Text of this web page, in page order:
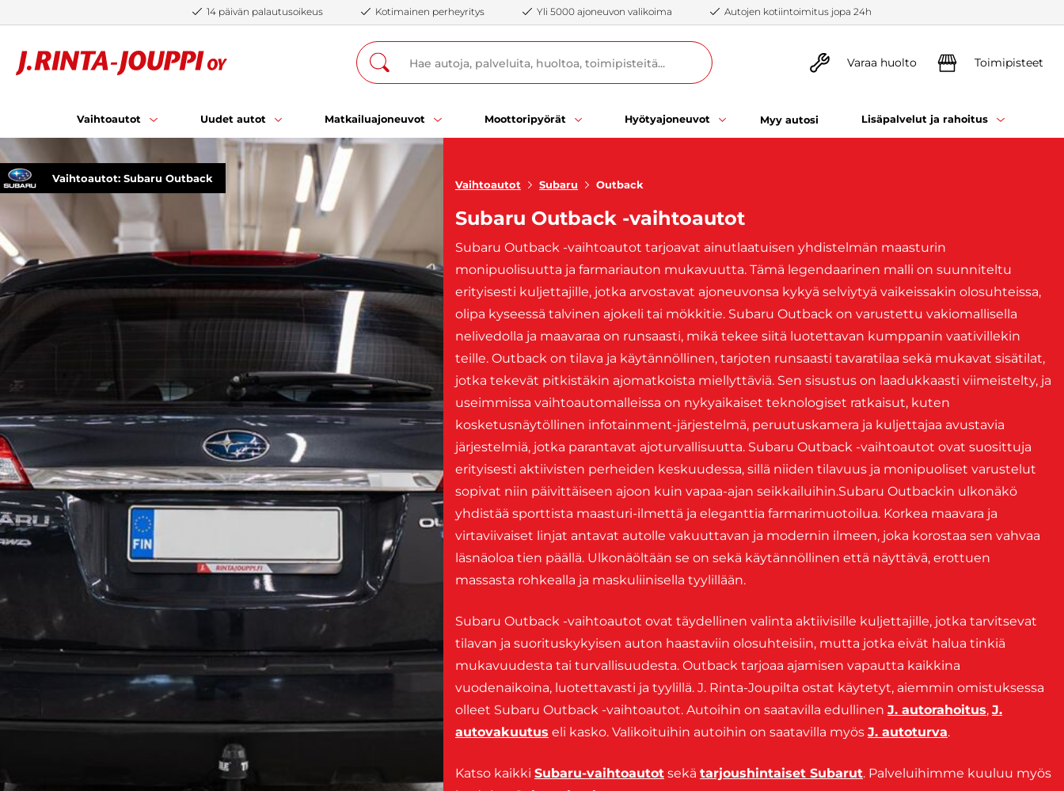
14 päivän palautusoikeus Kotimainen perheyritys Yli 5000 ajoneuvon valikoima Autojen kotiintoimitus jopa 24h
Varaa huolto Toimipisteet
Vaihtoautot Uudet autot Matkailuajoneuvot Moottoripyörät Hyötyajoneuvot Myy autosi Lisäpalvelut ja rahoitus
Vaihtoautot: Subaru Outback
Vaihtoautot Subaru Outback
Subaru Outback -vaihtoautot
Subaru Outback -vaihtoautot tarjoavat ainutlaatuisen yhdistelmän maasturin
monipuolisuutta ja farmariauton mukavuutta. Tämä legendaarinen malli on suunniteltu
erityisesti kuljettajille, jotka arvostavat ajoneuvonsa kykyä selviytyä vaikeissakin olosuhteissa,
olipa kyseessä talvinen ajokeli tai mökkitie. Subaru Outback on varustettu vakiomallisella
nelivedolla ja maavaraa on runsaasti, mikä tekee siitä luotettavan kumppanin vaativillekin
teille. Outback on tilava ja käytännöllinen, tarjoten runsaasti tavaratilaa sekä mukavat sisätilat,
jotka tekevät pitkistäkin ajomatkoista miellyttäviä. Sen sisustus on laadukkaasti viimeistelty, ja
useimmissa vaihtoautomalleissa on nykyaikaiset teknologiset ratkaisut, kuten
kosketusnäytöllinen infotainment-järjestelmä, peruutuskamera ja kuljettajaa avustavia
järjestelmiä, jotka parantavat ajoturvallisuutta. Subaru Outback -vaihtoautot ovat suosittuja
erityisesti aktiivisten perheiden keskuudessa, sillä niiden tilavuus ja monipuoliset varustelut
sopivat niin päivittäiseen ajoon kuin vapaa-ajan seikkailuihin.Subaru Outbackin ulkonäkö
yhdistää sporttista maasturi-ilmettä ja eleganttia farmarimuotoilua. Korkea maavara ja
virtaviivaiset linjat antavat autolle vakuuttavan ja modernin ilmeen, joka korostaa sen vahvaa
läsnäoloa tien päällä. Ulkonäöltään se on sekä käytännöllinen että näyttävä, erottuen
massasta rohkealla ja maskuliinisella tyylillään.
Subaru Outback -vaihtoautot ovat täydellinen valinta aktiivisille kuljettajille, jotka tarvitsevat
tilavan ja suorituskykyisen auton haastaviin olosuhteisiin, mutta jotka eivät halua tinkiä
mukavuudesta tai turvallisuudesta. Outback tarjoaa ajamisen vapautta kaikkina
vuodenaikoina, luotettavasti ja tyylillä. J. Rinta-Joupilta ostat käytetyt, aiemmin omistuksessa
olleet Subaru Outback -vaihtoautot. Autoihin on saatavilla edullinen J. autorahoitus, J.
autovakuutus eli kasko. Valikoituihin autoihin on saatavilla myös J. autoturva.
Katso kaikki Subaru-vaihtoautot sekä tarjoushintaiset Subarut. Palveluihimme kuuluu myös